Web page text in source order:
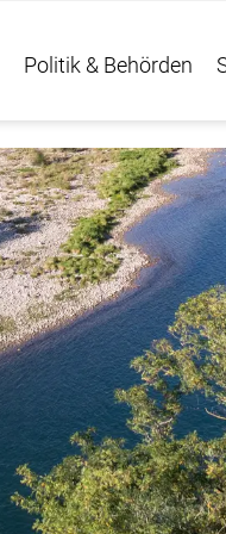
Politik & Behörden